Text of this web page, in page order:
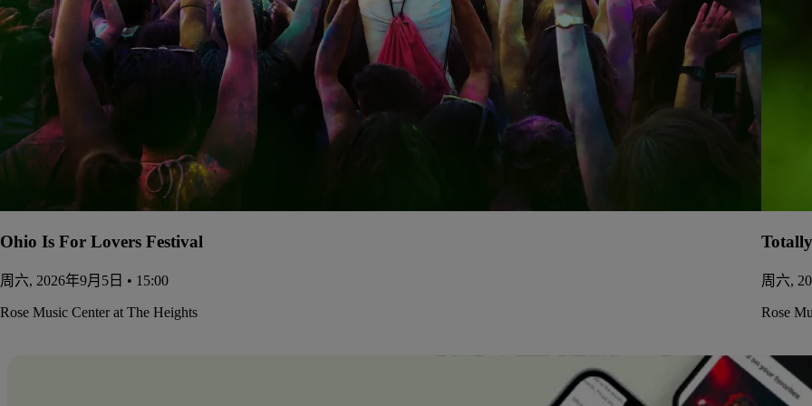
Ohio Is For Lovers Festival
周六, 2026年9月5日 • 15:00
Rose Music Center at The Heights
周六,
Rose